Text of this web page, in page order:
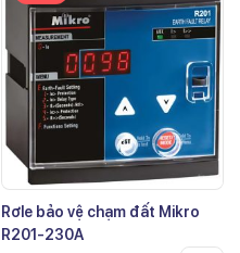
Rơle bảo vệ chạm đất Mikro
R201-230A